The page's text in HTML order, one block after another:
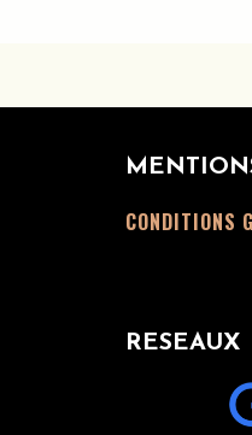
CONDITIONS
RESEAUX